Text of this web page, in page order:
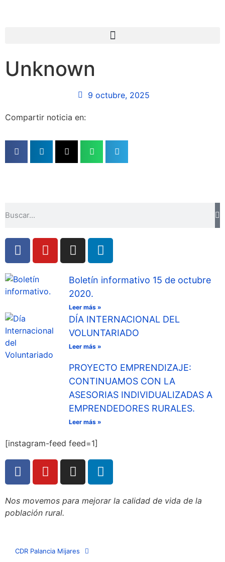
Unknown
9 octubre, 2025
Compartir noticia en:
Boletín informativo 15 de octubre
2020.
Leer más »
DÍA INTERNACIONAL DEL
VOLUNTARIADO
Leer más »
PROYECTO EMPRENDIZAJE:
CONTINUAMOS CON LA
ASESORIAS INDIVIDUALIZADAS A
EMPRENDEDORES RURALES.
Leer más »
[instagram-feed feed=1]
Nos movemos para mejorar la calidad de vida de la
población rural.
CDR Palancia Mijares